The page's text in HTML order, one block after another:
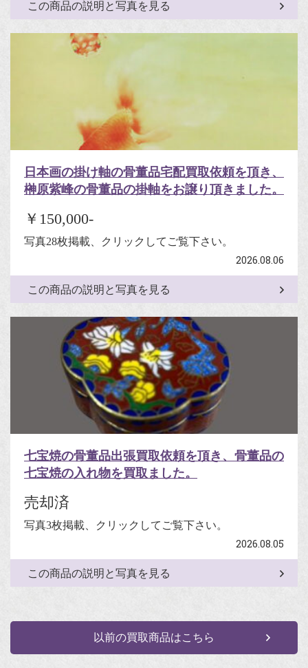
この商品の説明と写真を見る
日本画の掛け軸の骨董品宅配買取依頼を頂き、
榊原紫峰の骨董品の掛軸をお譲り頂きました。
￥150,000-
写真28枚掲載、クリックしてご覧下さい。
2026.08.06
この商品の説明と写真を見る
七宝焼の骨董品出張買取依頼を頂き、骨董品の
七宝焼の入れ物を買取ました。
売却済
写真3枚掲載、クリックしてご覧下さい。
2026.08.05
この商品の説明と写真を見る
以前の買取商品はこちら